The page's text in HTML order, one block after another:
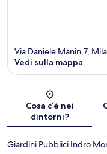
Via Daniele Manin,7,
Vedi sulla mappa
Cosa c’è nei
dintorni?
Giardini Pubblici Indro